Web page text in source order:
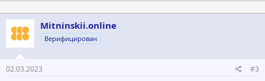
Mitninskii.online
Верифицирован
02.03.2023 #3